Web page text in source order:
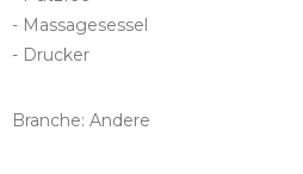
- Massagesessel
- Drucker
Branche: Andere